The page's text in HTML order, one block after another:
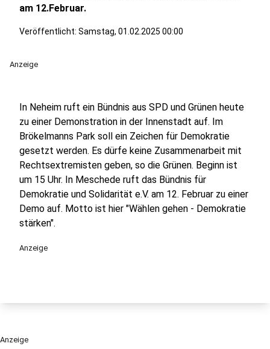
am 12.Februar.
Veröffentlicht: Samstag, 01.02.2025 00:00
Anzeige
In Neheim ruft ein Bündnis aus SPD und Grünen heute
zu einer Demonstration in der Innenstadt auf. Im
Brökelmanns Park soll ein Zeichen für Demokratie
gesetzt werden. Es dürfe keine Zusammenarbeit mit
Rechtsextremisten geben, so die Grünen. Beginn ist
um 15 Uhr. In Meschede ruft das Bündnis für
Demokratie und Solidarität e.V. am 12. Februar zu einer
Demo auf. Motto ist hier "Wählen gehen - Demokratie
stärken".
Anzeige
Anzeige